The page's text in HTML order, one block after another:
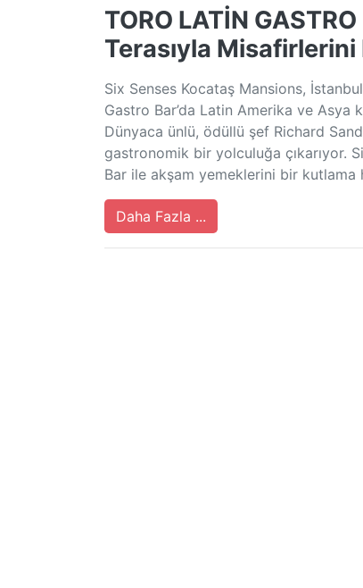
TORO LATİN
Terasıyla
Six Senses Kocataş Mansions,
Gastro Bar’da Latin Amerika ve
Dünyaca ünlü, ödüllü şef Richard
gastronomik bir yolculuğa çıkarıyor.
Bar ile akşam yemeklerini bir
Daha Fazla ...